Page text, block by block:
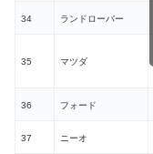
34 ランドローバー
35 マツダ
36 フォード
37 ニーオ